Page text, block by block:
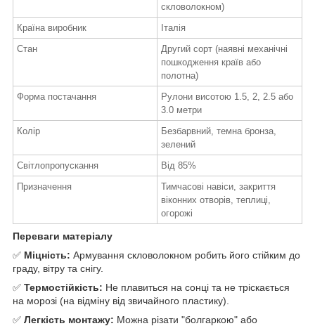
скловолокном)
Країна виробник
Італія
Стан
Другий сорт (наявні механічні
пошкодження країв або
полотна)
Форма постачання
Рулони висотою 1.5, 2, 2.5 або
3.0 метри
Колір
Безбарвний, темна бронза,
зелений
Світлопропускання
Від 85%
Призначення
Тимчасові навіси, закриття
віконних отворів, теплиці,
огорожі
Переваги матеріалу
✅ Міцність: Армування скловолокном робить його стійким до
граду, вітру та снігу.
✅ Термостійкість: Не плавиться на сонці та не тріскається
на морозі (на відміну від звичайного пластику).
✅ Легкість монтажу: Можна різати "болгаркою" або